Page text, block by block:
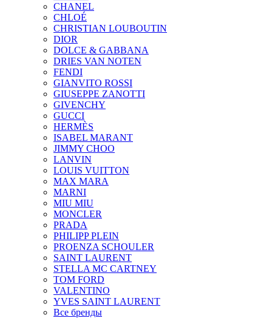
CHANEL
CHLOÉ
CHRISTIAN LOUBOUTIN
DIOR
DOLCE & GABBANA
DRIES VAN NOTEN
FENDI
GIANVITO ROSSI
GIUSEPPE ZANOTTI
GIVENCHY
GUCCI
HERMÈS
ISABEL MARANT
JIMMY CHOO
LANVIN
LOUIS VUITTON
MAX MARA
MARNI
MIU MIU
MONCLER
PRADA
PHILIPP PLEIN
PROENZA SCHOULER
SAINT LAURENT
STELLA MC CARTNEY
TOM FORD
VALENTINO
YVES SAINT LAURENT
Все бренды